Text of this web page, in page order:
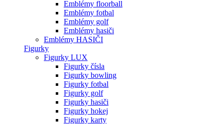
Emblémy floorball
Emblémy fotbal
Emblémy golf
Emblémy hasiči
Emblémy HASIČI
Figurky
Figurky LUX
Figurky čísla
Figurky bowling
Figurky fotbal
Figurky golf
Figurky hasiči
Figurky hokej
Figurky karty